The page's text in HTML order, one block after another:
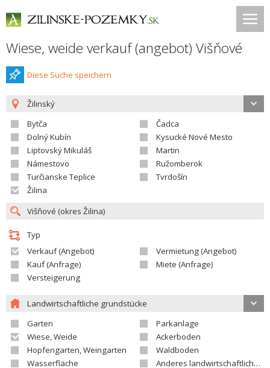
Wiese, weide verkauf (angebot) Višňové
Diese Suche speichern
Žilinský
Bytča
Čadca
Dolný Kubín
Kysucké Nové Mesto
Liptovský Mikuláš
Martin
Námestovo
Ružomberok
Turčianske Teplice
Tvrdošín
Žilina
Typ
Verkauf (Angebot)
Vermietung (Angebot)
Kauf (Anfrage)
Miete (Anfrage)
Versteigerung
Landwirtschaftliche grundstücke
Garten
Parkanlage
Wiese, Weide
Ackerboden
Hopfengarten, Weingarten
Waldboden
Wasserfläche
Anderes landwirtschaftliches Grundstück